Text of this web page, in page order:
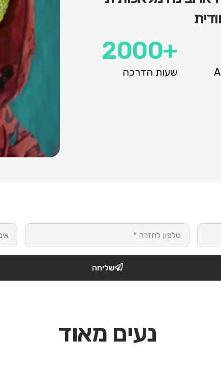
+2000
שעות הדרכה
טלפון
שליחה
נעים מאוד